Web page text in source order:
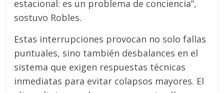
estacional: es un problema de conciencia”,
sostuvo Robles.
Estas interrupciones provocan no solo fallas
puntuales, sino también desbalances en el
sistema que exigen respuestas técnicas
inmediatas para evitar colapsos mayores. El